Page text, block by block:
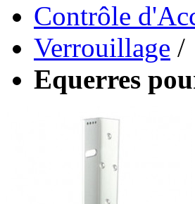
Contrôle
Verrouillage /
Equerres